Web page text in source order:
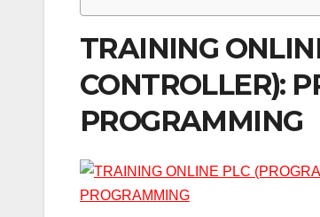
TRAINING
CONTROLLER):
PROGRAMMING